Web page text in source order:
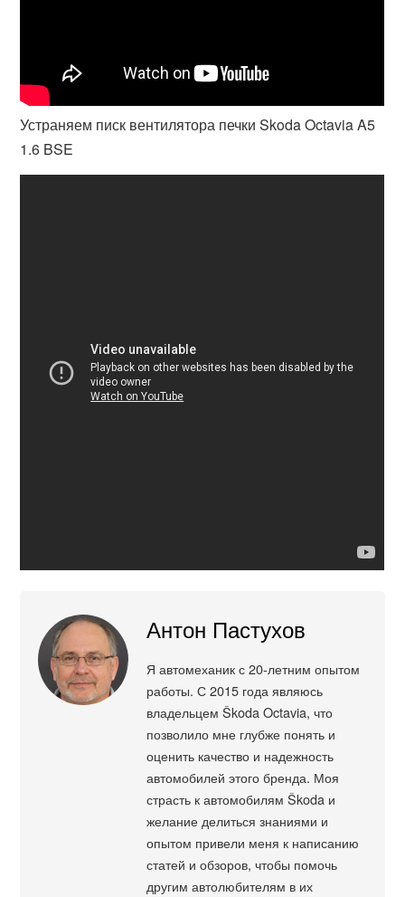
Устраняем писк вентилятора печки Skoda Octavia A5
1.6 BSE
Антон Пастухов
Я автомеханик с 20-летним опытом
работы. С 2015 года являюсь
владельцем Škoda Octavia, что
позволило мне глубже понять и
оценить качество и надежность
автомобилей этого бренда. Моя
страсть к автомобилям Škoda и
желание делиться знаниями и
опытом привели меня к написанию
статей и обзоров, чтобы помочь
другим автолюбителям в их